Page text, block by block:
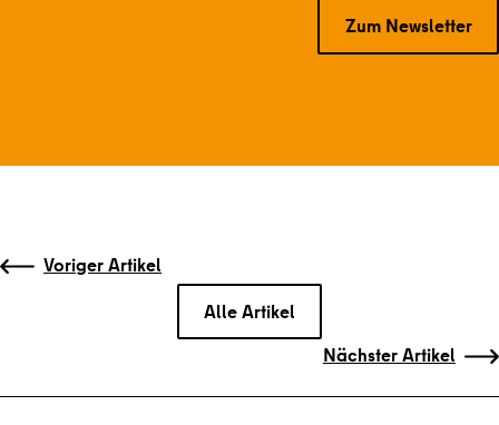
Zum Newsletter
Gehe zu vorherigen oder nächsten Beiträgen
Voriger Artikel
Alle Artikel
Nächster Artikel